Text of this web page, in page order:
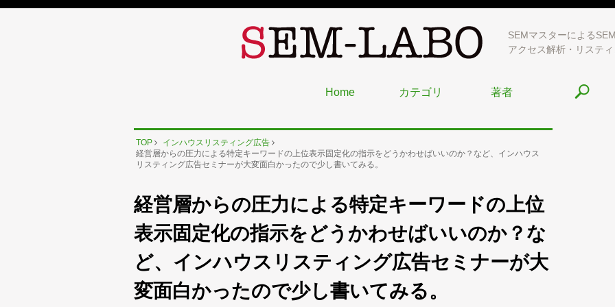
SEMマスターによる
アクセス解析・リステ
Home カテゴリ 著者
TOP
インハウスリスティング広告
経営層からの圧力による特定キーワードの上位表示固定化の指示をどうかわせばいいのか？など、インハウス
リスティング広告セミナーが大変面白かったので少し書いてみる。
経営層からの圧力による特定キーワードの上位
表示固定化の指示をどうかわせばいいのか？な
ど、インハウスリスティング広告セミナーが大
変面白かったので少し書いてみる。